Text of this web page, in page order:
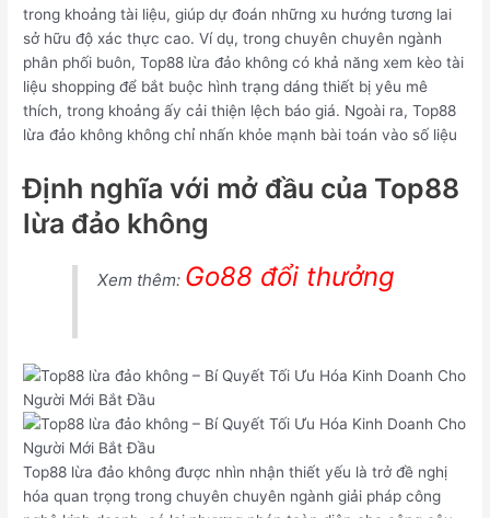
trong khoảng tài liệu, giúp dự đoán những xu hướng tương lai
sở hữu độ xác thực cao. Ví dụ, trong chuyên chuyên ngành
phân phối buôn, Top88 lừa đảo không có khả năng xem kèo tài
liệu shopping để bắt buộc hình trạng dáng thiết bị yêu mê
thích, trong khoảng ấy cải thiện lệch báo giá. Ngoài ra, Top88
lừa đảo không không chỉ nhấn khỏe mạnh bài toán vào số liệu
Định nghĩa với mở đầu của Top88
lừa đảo không
Xem thêm: Go88 đổi thưởng
Top88 lừa đảo không được nhìn nhận thiết yếu là trở đề nghị
hóa quan trọng trong chuyên chuyên ngành giải pháp công